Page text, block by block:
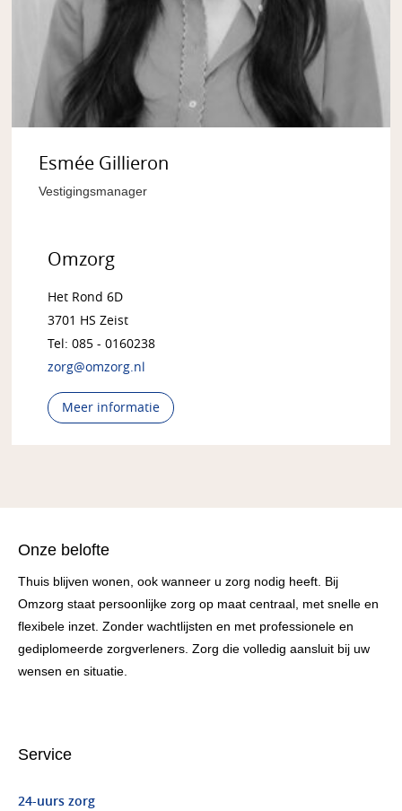
Omzorg
Het Rond 6D
3701 HS Zeist
Tel: 085 - 0160238
zorg@omzorg.nl
Meer informatie
Esmée Gillieron
Vestigingsmanager
Onze belofte
Thuis blijven wonen, ook wanneer u zorg nodig heeft. Bij
Omzorg staat persoonlijke zorg op maat centraal, met snelle en
flexibele inzet. Zonder wachtlijsten en met professionele en
gediplomeerde zorgverleners. Zorg die volledig aansluit bij uw
wensen en situatie.
Service
24-uurs zorg